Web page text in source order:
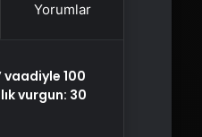
Yorumlar
vaadiyle 100
vurgun: 30